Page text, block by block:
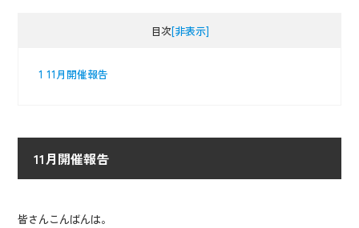
目次[非表示]
1 11月開催報告
11月開催報告
皆さんこんばんは。